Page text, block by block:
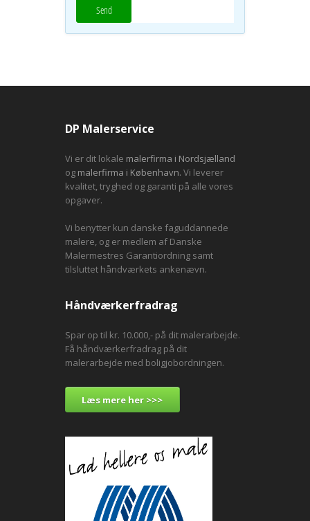
Send
DP Malerservice
Vi er dit lokale malerfirma i Nordsjælland
og malerfirma i København. Vi leverer
kvalitet, tryghed og garanti på alle vores
opgaver.
Vi benytter kun danske faguddannede
malere, og er medlem af Danske
Malermestres Garantiordning samt
tilsluttet håndværkets ankenævn.
Håndværkerfradrag
Spar op til kr. 10.000,- på dit malerarbejde.
Få håndværkerfradrag på dit
malerarbejde med boligjobordningen.
Læs mere her >>>